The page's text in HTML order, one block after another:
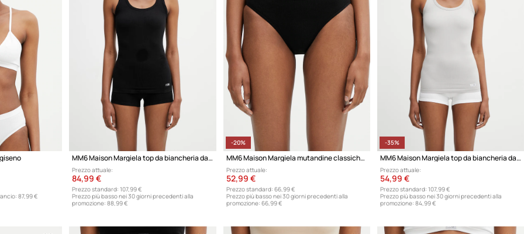
87,99 €
MM6 Maison Margiela top da biancheria da donna con cotone
Prezzo attuale:
84,99 €
Prezzo standard: 107,99 €
Prezzo più basso nei 30 giorni precedenti alla
promozione: 88,99 €
-20%
MM6 Maison Margiela mutandine classiche da donna con cotone
Prezzo attuale:
52,99 €
Prezzo standard: 66,99 €
Prezzo più basso nei 30 giorni precedenti alla
promozione: 66,99 €
-35%
MM6 Maison Margiela top da biancheria da donna con cotone
Prezzo attuale:
54,99 €
Prezzo standard: 107,99 €
Prezzo più basso nei 30 giorni precedenti alla
promozione: 84,99 €